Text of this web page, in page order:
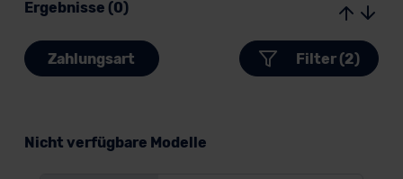
Ergebnisse (0)
Zahlungsart Filter (2)
Nicht verfügbare Modelle